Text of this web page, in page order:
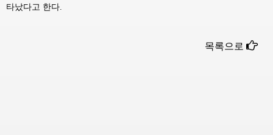
타났다고 한다.
목록으로